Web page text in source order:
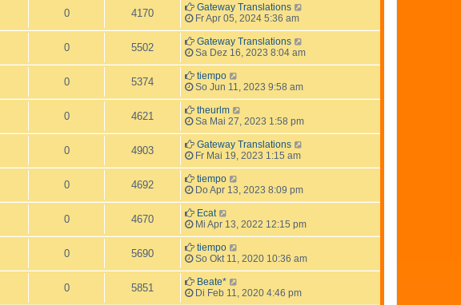
0 4170
Gateway Translations
Fr Apr 05, 2024 5:36 am
0 5502
Gateway Translations
Sa Dez 16, 2023 8:04 am
0 5374
tiempo
So Jun 11, 2023 9:58 am
0 4621
theurlm
Sa Mai 27, 2023 1:58 pm
0 4903
Gateway Translations
Fr Mai 19, 2023 1:15 am
0 4692
tiempo
Do Apr 13, 2023 8:09 pm
0 4670
Ecat
Mi Apr 13, 2022 12:15 pm
0 5690
tiempo
So Okt 11, 2020 10:36 am
0 5851
Beate*
Di Feb 11, 2020 4:46 pm